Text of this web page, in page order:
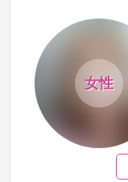
女性